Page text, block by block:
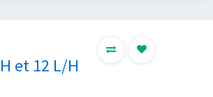
et 12 L/H